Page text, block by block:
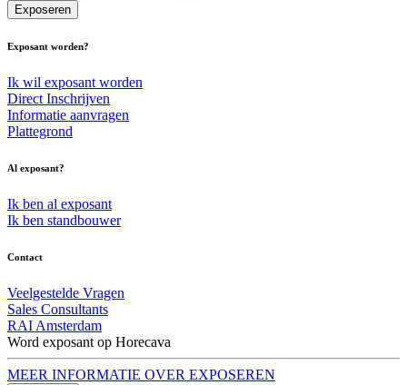
Exposeren
Exposant worden?
Ik wil exposant worden
Direct Inschrijven
Informatie aanvragen
Plattegrond
Al exposant?
Ik ben al exposant
Ik ben standbouwer
Contact
Veelgestelde Vragen
Sales Consultants
RAI Amsterdam
Word exposant op Horecava
MEER INFORMATIE OVER EXPOSEREN